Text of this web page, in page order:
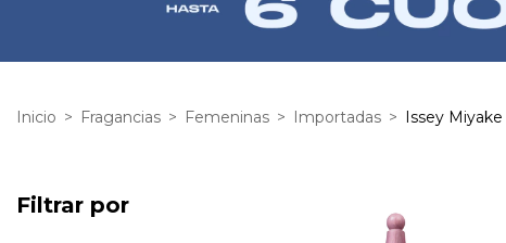
Inicio > Fragancias > Femeninas > Importadas > Issey Miyake
Filtrar por